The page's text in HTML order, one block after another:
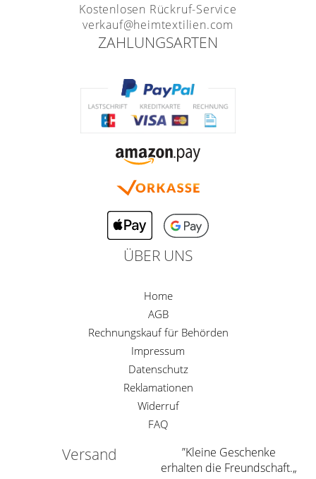
Kostenlosen Rückruf-Service
verkauf@heimtextilien.com
ZAHLUNGSARTEN
ÜBER UNS
Home
AGB
Rechnungskauf für Behörden
Impressum
Datenschutz
Reklamationen
Widerruf
FAQ
Versand
”Kleine Geschenke
erhalten die Freundschaft.„